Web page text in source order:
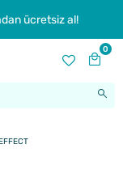
ücretsiz al!
0